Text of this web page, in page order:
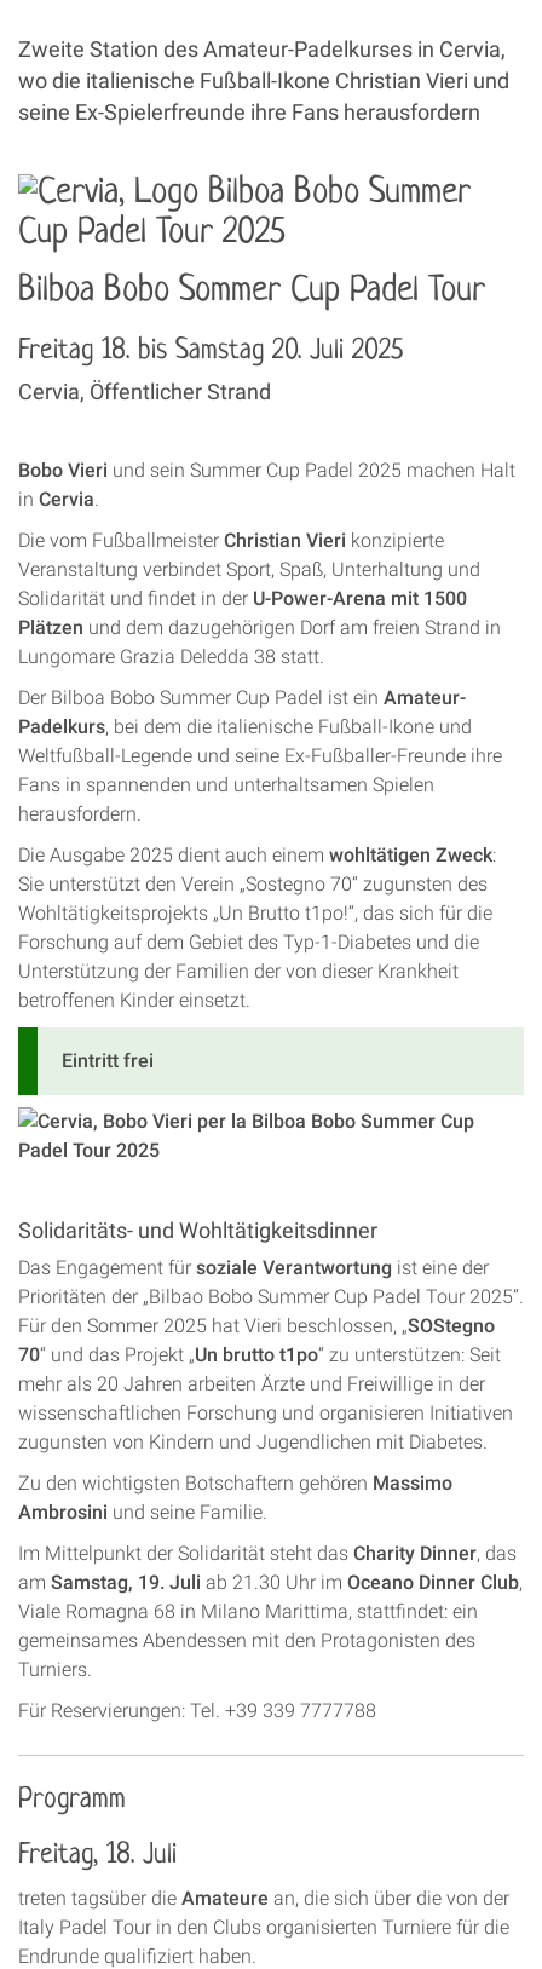
Zweite Station des Amateur-Padelkurses in Cervia,
wo die italienische Fußball-Ikone Christian Vieri und
seine Ex-Spielerfreunde ihre Fans herausfordern
Bilboa Bobo Sommer Cup Padel Tour
Freitag 18. bis Samstag 20. Juli 2025
Cervia, Öffentlicher Strand
Bobo Vieri und sein Summer Cup Padel 2025 machen Halt
in Cervia
Die vom Fußballmeister Christian Vieri konzipierte
Veranstaltung verbindet Sport, Spaß, Unterhaltung und
Solidarität und findet in der U-Power-Arena mit 1500
Plätzen und dem dazugehörigen Dorf am freien Strand in
Lungomare Grazia Deledda 38 statt.
Der Bilboa Bobo Summer Cup Padel ist ein Amateur-
Padelkurs, bei dem die italienische Fußball-Ikone und
Weltfußball-Legende und seine Ex-Fußballer-Freunde ihre
Fans in spannenden und unterhaltsamen Spielen
herausfordern.
Die Ausgabe 2025 dient auch einem wohltätigen Zweck:
Sie unterstützt den Verein „Sostegno 70“ zugunsten des
Wohltätigkeitsprojekts „Un Brutto t1po!“, das sich für die
Forschung auf dem Gebiet des Typ-1-Diabetes und die
Unterstützung der Familien der von dieser Krankheit
betroffenen Kinder einsetzt.
Eintritt frei
Solidaritäts- und Wohltätigkeitsdinner
Das Engagement für soziale Verantwortung ist eine der
Prioritäten der „Bilbao Bobo Summer Cup Padel Tour 2025“.
Für den Sommer 2025 hat Vieri beschlossen, „SOStegno
70“ und das Projekt „Un brutto t1po“ zu unterstützen: Seit
mehr als 20 Jahren arbeiten Ärzte und Freiwillige in der
wissenschaftlichen Forschung und organisieren Initiativen
zugunsten von Kindern und Jugendlichen mit Diabetes.
Zu den wichtigsten Botschaftern gehören Massimo
Ambrosini und seine Familie.
Im Mittelpunkt der Solidarität steht das Charity Dinner, das
am Samstag, 19. Juli ab 21.30 Uhr im Oceano Dinner Club,
Viale Romagna 68 in Milano Marittima, stattfindet: ein
gemeinsames Abendessen mit den Protagonisten des
Turniers.
Für Reservierungen: Tel. +39 339 7777788
Programm
Freitag, 18. Juli
treten tagsüber die Amateure an, die sich über die von der
Italy Padel Tour in den Clubs organisierten Turniere für die
Endrunde qualifiziert haben.